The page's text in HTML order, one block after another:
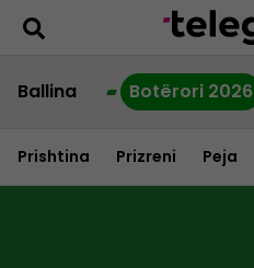
Ballina Botërori 2026
Prishtina Prizreni Peja